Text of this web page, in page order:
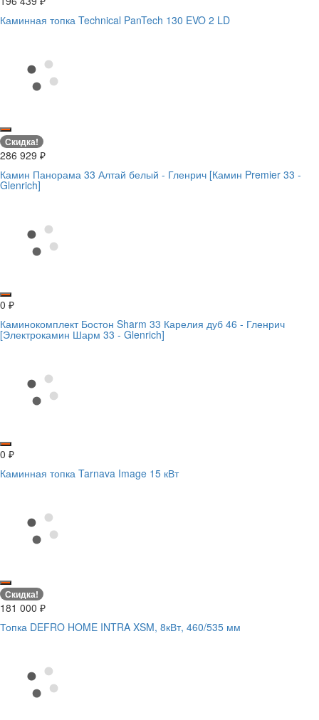
Каминная топка Technical PanTech 130 EVO 2 LD
Скидка!
286 929 ₽
Камин Панорама 33 Алтай белый - Гленрич [Камин Premier 33 -
Glenrich]
0 ₽
Каминокомплект Бостон Sharm 33 Карелия дуб 46 - Гленрич
[Электрокамин Шарм 33 - Glenrich]
0 ₽
Каминная топка Tarnava Image 15 кВт
Скидка!
181 000 ₽
Топка DEFRO HOME INTRA XSM, 8кВт, 460/535 мм